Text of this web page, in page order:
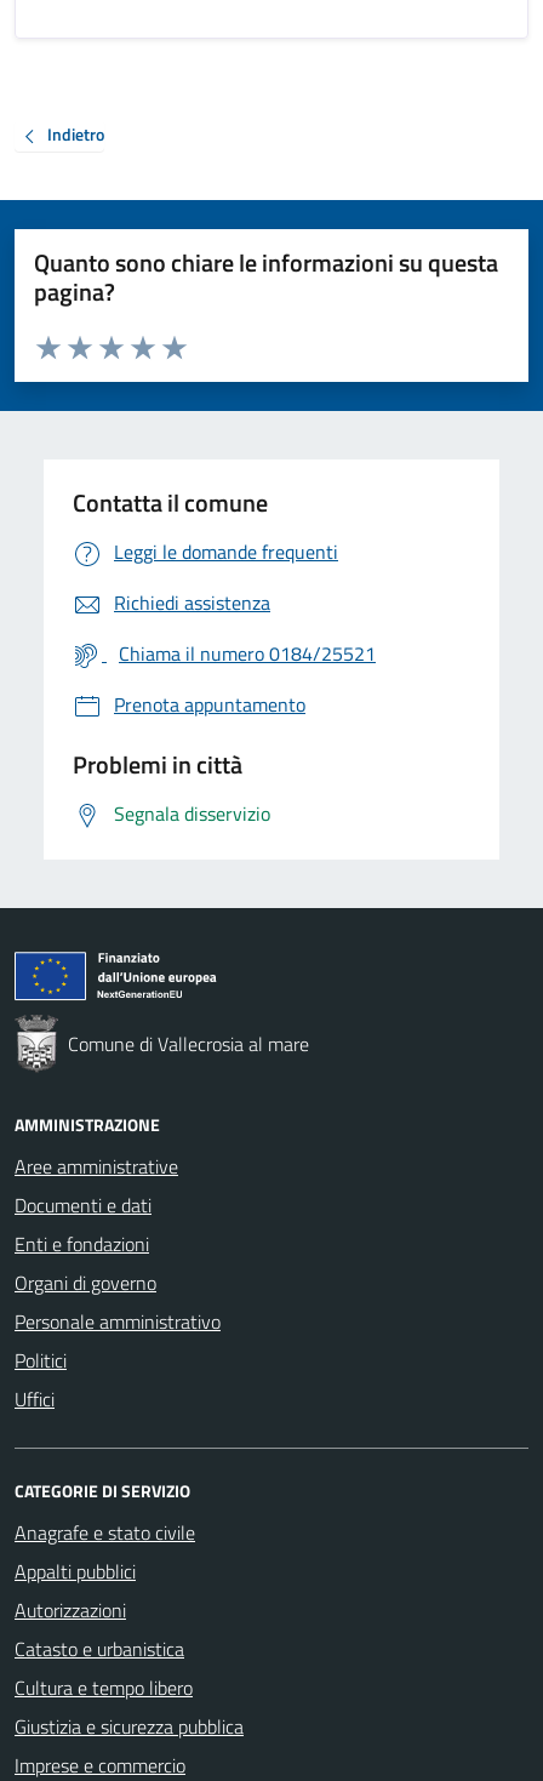
Indietro
Quanto sono chiare le informazioni su questa
pagina?
Valuta da 1 a 5 stelle la pagina
Valuta 5 stelle su 5
Valuta 4 stelle su 5
Valuta 3 stelle su 5
Valuta 2 stelle su 5
Valuta 1 stelle su 5
Contatta il comune
Leggi le domande frequenti
Richiedi assistenza
Chiama il numero 0184/25521
Prenota appuntamento
Problemi in città
Segnala disservizio
Comune di Vallecrosia al mare
AMMINISTRAZIONE
Aree amministrative
Documenti e dati
Enti e fondazioni
Organi di governo
Personale amministrativo
Politici
Uffici
CATEGORIE DI SERVIZIO
Anagrafe e stato civile
Appalti pubblici
Autorizzazioni
Catasto e urbanistica
Cultura e tempo libero
Giustizia e sicurezza pubblica
Imprese e commercio